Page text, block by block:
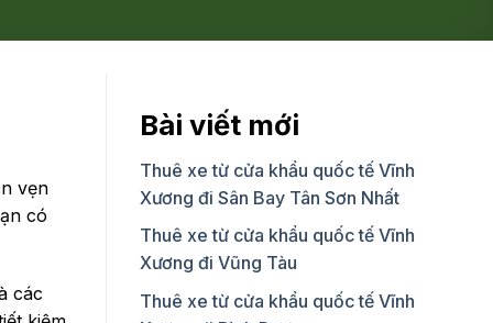
vẹn
có
các
Bài viết mới
Thuê xe từ cửa khẩu quốc tế Vĩnh
Xương đi Sân Bay Tân Sơn Nhất
Thuê xe từ cửa khẩu quốc tế Vĩnh
Xương đi Vũng Tàu
Thuê xe từ cửa khẩu quốc tế Vĩnh